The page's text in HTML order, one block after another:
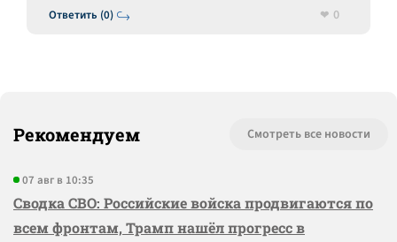
Ответить (0)
0
Рекомендуем Смотреть все новости
07 авг в 10:35
Сводка СВО: Российские войска продвигаются по
всем фронтам, Трамп нашёл прогресс в